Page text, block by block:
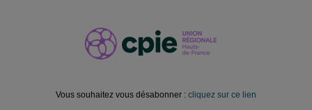
Vous souhaitez vous désabonner : cliquez sur ce lien